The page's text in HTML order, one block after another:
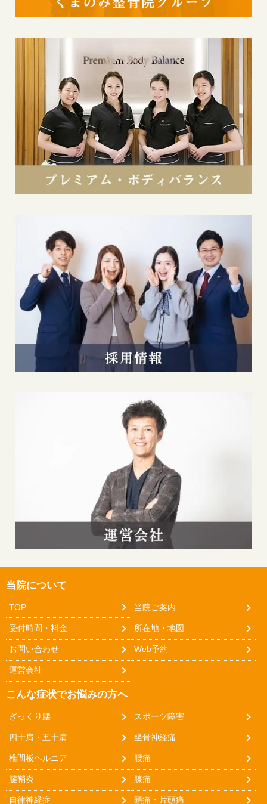
当院について
TOP 当院ご案内
受付時間・料金 所在地・地図
お問い合わせ Web予約
運営会社
こんな症状でお悩みの方へ
ぎっくり腰 スポーツ障害
四十肩・五十肩 坐骨神経痛
椎間板ヘルニア 腰痛
腱鞘炎 膝痛
自律神経症 頭痛・片頭痛